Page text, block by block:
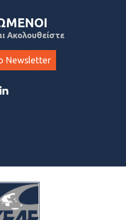
Ακολουθείστε
Newsletter